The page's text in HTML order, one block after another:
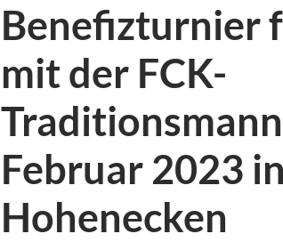
Benefizturnier
mit der FCK-
Februar 2023
Hohenecken